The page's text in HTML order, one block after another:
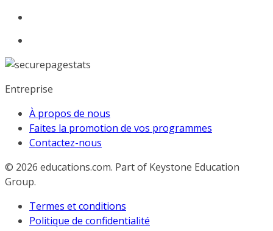
Entreprise
À propos de nous
Faites la promotion de vos programmes
Contactez-nous
© 2026 educations.com. Part of Keystone Education
Group.
Termes et conditions
Politique de confidentialité